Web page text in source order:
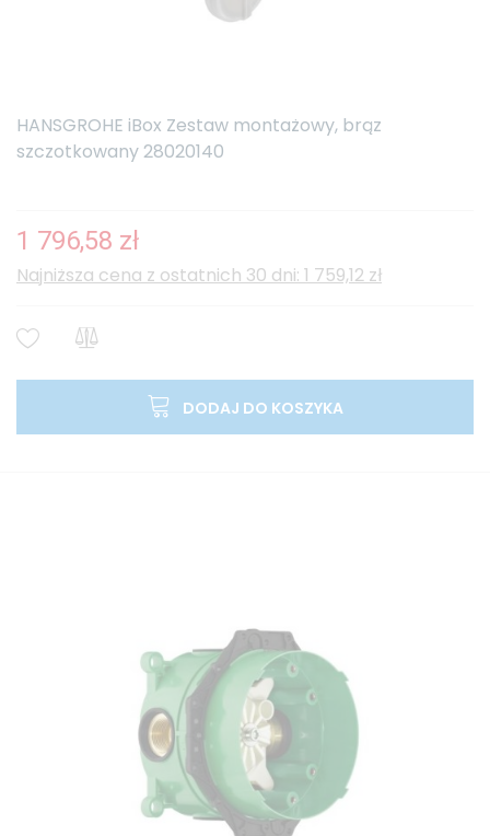
HANSGROHE iBox Zestaw montażowy, brąz
szczotkowany 28020140
1 796,58 zł
Najniższa cena z ostatnich 30 dni: 1 759,12 zł
DODAJ DO KOSZYKA